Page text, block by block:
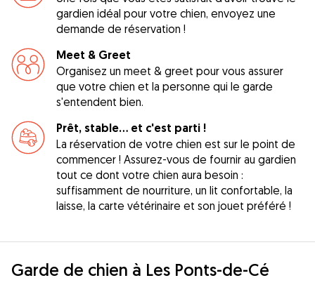
gardien idéal pour votre chien, envoyez une
demande de réservation !
Meet & Greet
Organisez un meet & greet pour vous assurer
que votre chien et la personne qui le garde
s'entendent bien.
Prêt, stable... et c'est parti !
La réservation de votre chien est sur le point de
commencer ! Assurez-vous de fournir au gardien
tout ce dont votre chien aura besoin :
suffisamment de nourriture, un lit confortable, la
laisse, la carte vétérinaire et son jouet préféré !
Garde de chien à Les Ponts-de-Cé